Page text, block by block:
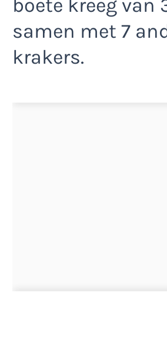
boete kreeg van
samen met 7
krakers.